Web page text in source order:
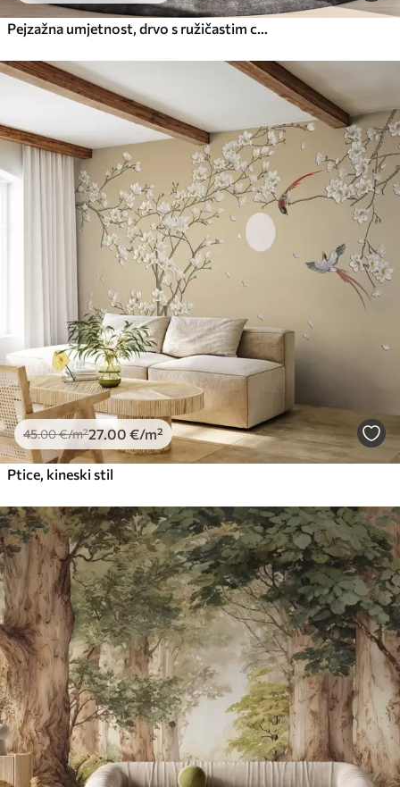
Pejzažna umjetnost, drvo s ružičastim cvjetovima, jezero i maglovite planine u pozadini
45.00€/m²27.00 €/m²
Ptice, kineski stil